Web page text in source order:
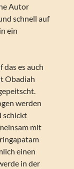
Autor
schnell auf
ein
es auch
Obadiah
werden
schickt
mit
einen
in der